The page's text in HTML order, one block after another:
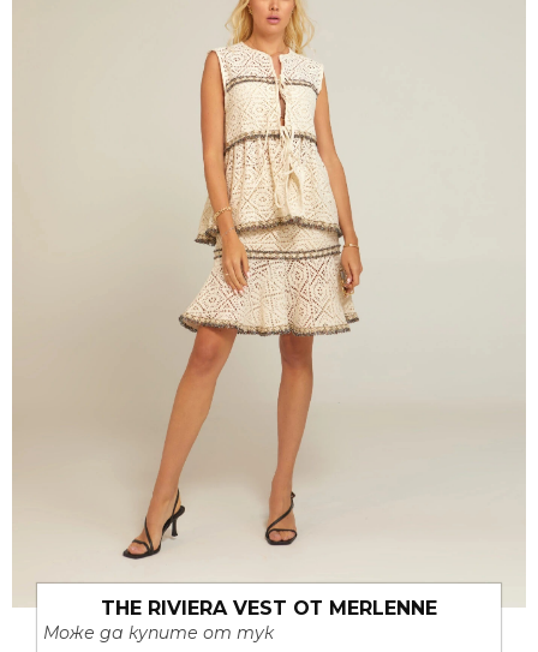
THE RIVIERA VEST ОТ MERLENNE
Може да купите от тук